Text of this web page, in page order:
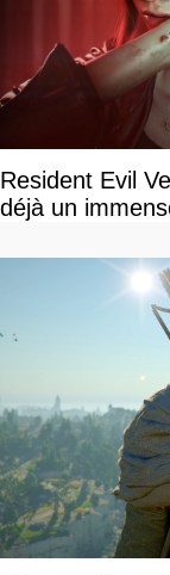
Resident Evil
déjà un